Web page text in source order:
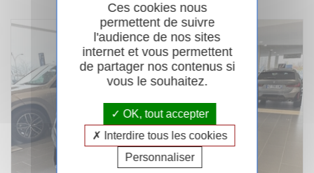
Ces cookies nous
permettent de suivre
l'audience de nos sites
internet et vous permettent
de partager nos contenus si
vous le souhaitez.
OK, tout accepter
Interdire tous les cookies
Personnaliser